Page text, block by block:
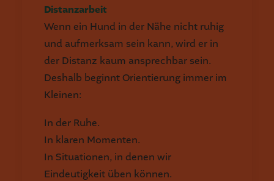
Distanzarbeit
Wenn ein Hund in der Nähe nicht ruhig
und aufmerksam sein kann, wird er in
der Distanz kaum ansprechbar sein.
Deshalb beginnt Orientierung immer im
Kleinen:
In der Ruhe.
In klaren Momenten.
In Situationen, in denen wir
Eindeutigkeit üben können.